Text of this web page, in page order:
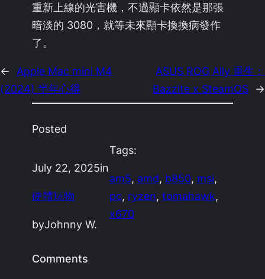
重新上線的光害機，不過顯卡依然是那張
暗淡的 3080，就等未來顯卡換換病發作
了。
←
Apple Mac mini M4
(2024) 半年心得
ASUS ROG Ally 重生：
Bazzite x SteamOS →
Posted
July 22, 2025in
硬體玩物
byJohnny W.
Tags:
am5, amd, b850, msi
pc, ryzen, tomahawk
x670
Comments